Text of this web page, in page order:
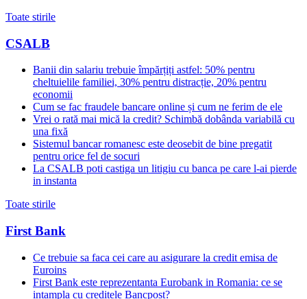
Toate stirile
CSALB
Banii din salariu trebuie împărțiți astfel: 50% pentru
cheltuielile familiei, 30% pentru distracție, 20% pentru
economii
Cum se fac fraudele bancare online și cum ne ferim de ele
Vrei o rată mai mică la credit? Schimbă dobânda variabilă cu
una fixă
Sistemul bancar romanesc este deosebit de bine pregatit
pentru orice fel de socuri
La CSALB poti castiga un litigiu cu banca pe care l-ai pierde
in instanta
Toate stirile
First Bank
Ce trebuie sa faca cei care au asigurare la credit emisa de
Euroins
First Bank este reprezentanta Eurobank in Romania: ce se
intampla cu creditele Bancpost?